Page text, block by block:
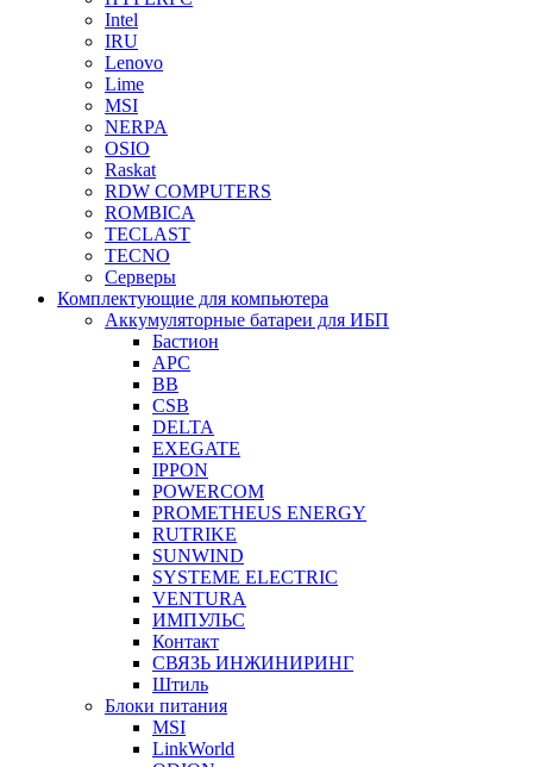
Intel
IRU
Lenovo
Lime
MSI
NERPA
OSIO
Raskat
RDW COMPUTERS
ROMBICA
TECLAST
TECNO
Серверы
Комплектующие для компьютера
Аккумуляторные батареи для ИБП
Бастион
APC
BB
CSB
DELTA
EXEGATE
IPPON
POWERCOM
PROMETHEUS ENERGY
RUTRIKE
SUNWIND
SYSTEME ELECTRIC
VENTURA
ИМПУЛЬС
Контакт
СВЯЗЬ ИНЖИНИРИНГ
Штиль
Блоки питания
MSI
LinkWorld